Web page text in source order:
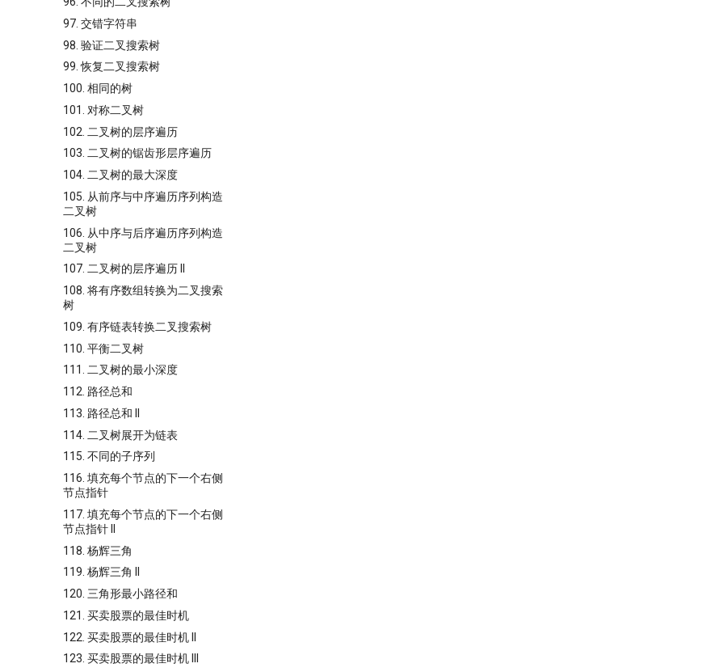
97. 交错字符串
98. 验证二叉搜索树
99. 恢复二叉搜索树
100. 相同的树
101. 对称二叉树
102. 二叉树的层序遍历
103. 二叉树的锯齿形层序遍历
104. 二叉树的最大深度
105. 从前序与中序遍历序列构造
二叉树
106. 从中序与后序遍历序列构造
二叉树
107. 二叉树的层序遍历 II
108. 将有序数组转换为二叉搜索
树
109. 有序链表转换二叉搜索树
110. 平衡二叉树
111. 二叉树的最小深度
112. 路径总和
113. 路径总和 II
114. 二叉树展开为链表
115. 不同的子序列
116. 填充每个节点的下一个右侧
节点指针
117. 填充每个节点的下一个右侧
节点指针 II
118. 杨辉三角
119. 杨辉三角 II
120. 三角形最小路径和
121. 买卖股票的最佳时机
122. 买卖股票的最佳时机 II
123. 买卖股票的最佳时机 III